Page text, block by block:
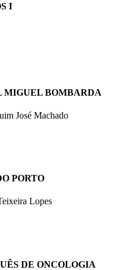
I
MIGUEL BOMBARDA
José Machado
PORTO
Lopes
DE ONCOLOGIA